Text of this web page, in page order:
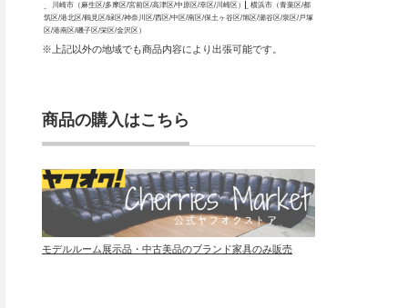
川崎市（麻生区/多摩区/宮前区/高津区/中原区/幸区/川崎区）
横浜市（青葉区/都
筑区/港北区/鶴見区/緑区/神奈川区/西区/中区/南区/保土ヶ谷区/旭区/瀬谷区/泉区/戸塚
区/港南区/磯子区/栄区/金沢区）
※上記以外の地域でも商品内容により出張可能です。
商品の購入はこちら
モデルルーム展示品・中古美品のブランド家具のみ販売